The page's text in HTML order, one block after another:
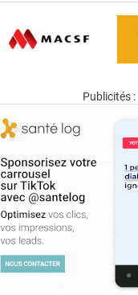
Publicités :